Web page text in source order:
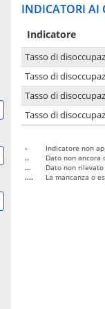
INDICATORI AI
Indicatore
Tasso di
Tasso di
Tasso di
Tasso di
-
Indicatore non
..
Dato non ancora
...
Dato non rilevato
....
La mancanza o